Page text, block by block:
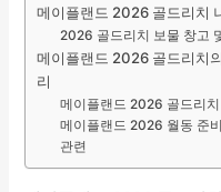
메이플랜드 2026 골드리치
2026 골드리치 보물 창고
메이플랜드 2026 골드리치
리
메이플랜드 2026 골드리치
메이플랜드 2026 월동 준
관련